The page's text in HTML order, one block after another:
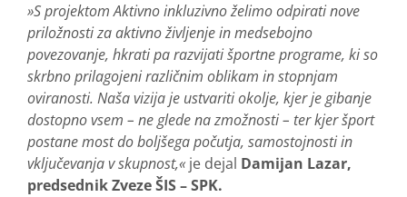
»S projektom Aktivno inkluzivno želimo odpirati nove
priložnosti za aktivno življenje in medsebojno
povezovanje, hkrati pa razvijati športne programe, ki so
skrbno prilagojeni različnim oblikam in stopnjam
oviranosti. Naša vizija je ustvariti okolje, kjer je gibanje
dostopno vsem – ne glede na zmožnosti – ter kjer šport
postane most do boljšega počutja, samostojnosti in
vključevanja v skupnost,« je dejal Damijan Lazar,
predsednik Zveze ŠIS – SPK.